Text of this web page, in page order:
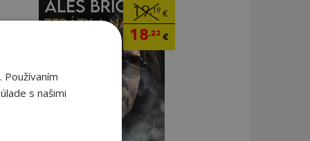
19,19 €
18,23€
s našimi